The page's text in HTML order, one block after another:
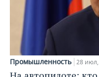
Промышленность 28 июл,